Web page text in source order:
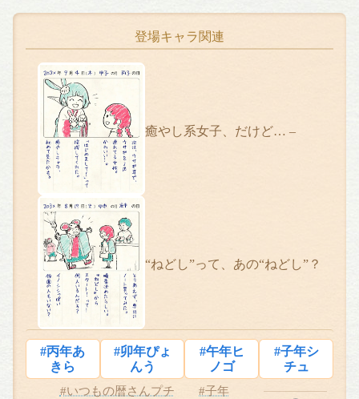
登場キャラ関連
癒やし系女子、だけど… –
“ねどし”って、あの“ねどし”？
#丙年あ
きら
#卯年ぴょ
んう
#午年ヒ
ノゴ
#子年シ
チュ
#いつもの暦さんプチ
#子年